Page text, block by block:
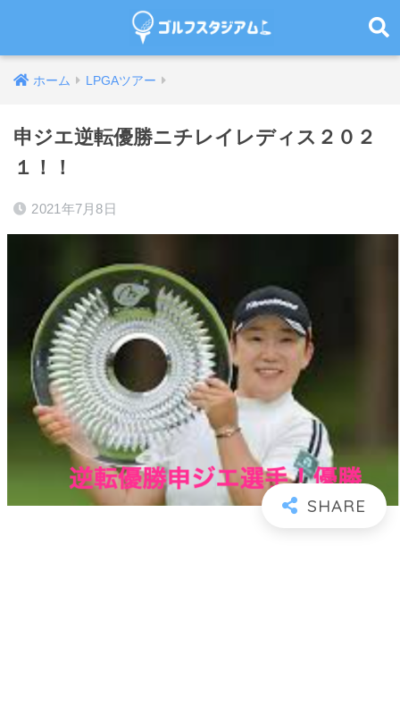
ホーム LPGAツアー
申ジエ逆転優勝ニチレイレディス２０２
１！！
2021年7月8日